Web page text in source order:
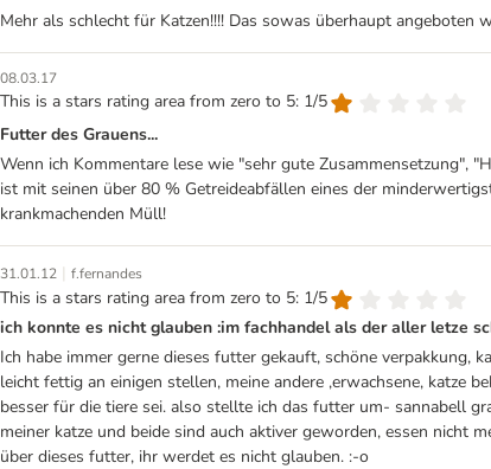
Mehr als schlecht für Katzen!!!! Das sowas überhaupt angeboten
08.03.17
This is a stars rating area from zero to 5: 1/5
Futter des Grauens...
Wenn ich Kommentare lese wie "sehr gute Zusammensetzung",
ist mit seinen über 80 % Getreideabfällen eines der
krankmachenden Müll!
31.01.12 | f.fernandes
This is a stars rating area from zero to 5: 1/5
ich konnte es nicht glauben :im fachhandel als der aller letze
Ich habe immer gerne dieses futter gekauft, schöne verpakkung,
leicht fettig an einigen stellen, meine andere ,erwachsene, katze
besser für die tiere sei. also stellte ich das futter um- sannabell
meiner katze und beide sind auch aktiver geworden, essen nicht
über dieses futter, ihr werdet es nicht glauben. :-o